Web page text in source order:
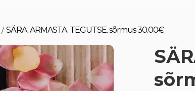
/ SÄRA. ARMASTA. TEGUTSE. sõrmus 30.00€